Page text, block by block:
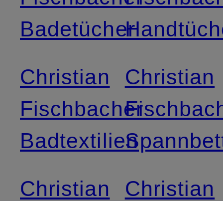
Badetücher
Christian
Fischbacher
Badtextilien
Christian
Christian
Christian